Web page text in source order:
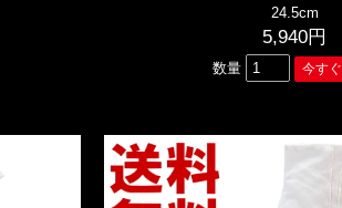
24.5cm
5,940円
数量